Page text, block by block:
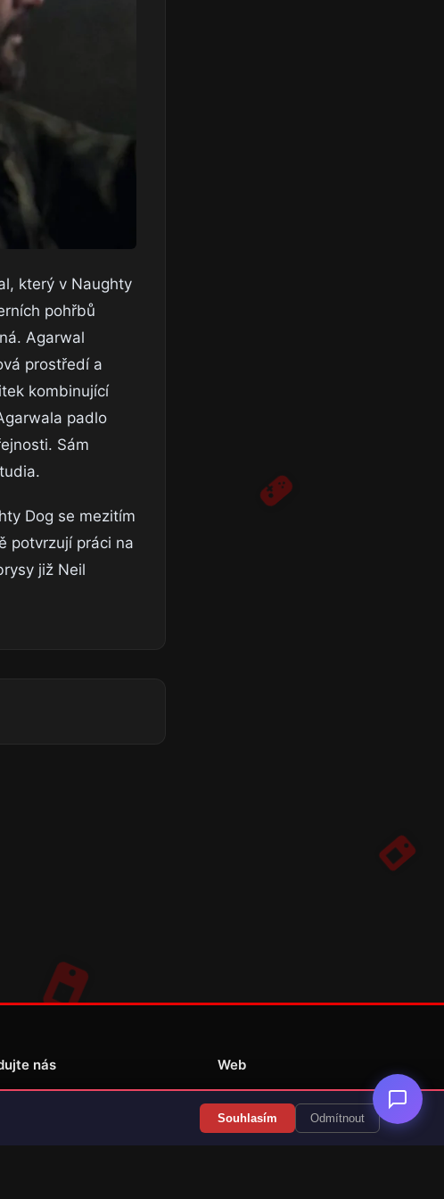
který v Naughty
pohřbů
Agarwal
prostředí a
kombinující
padlo
Sám
Dog se mezitím
potvrzují práci na
již Neil
nás Web
Překlady her
Souhlasím Odmítnout